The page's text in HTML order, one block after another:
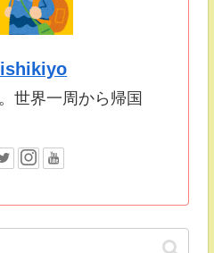
世界一周から帰国